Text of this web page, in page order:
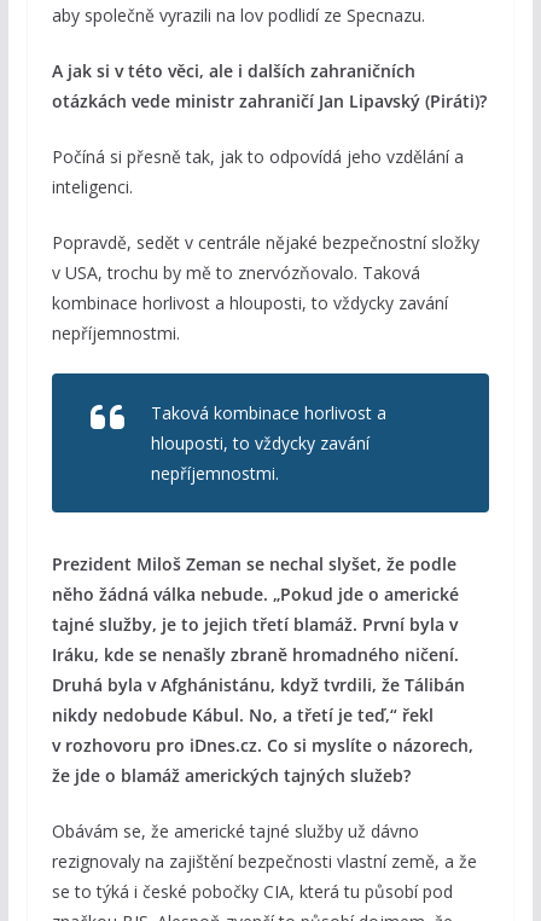
aby společně vyrazili na lov podlidí ze Specnazu.
A jak si v této věci, ale i dalších zahraničních
otázkách vede ministr zahraničí Jan Lipavský (Piráti)?
Počíná si přesně tak, jak to odpovídá jeho vzdělání a
inteligenci.
Popravdě, sedět v centrále nějaké bezpečnostní složky
v USA, trochu by mě to znervózňovalo. Taková
kombinace horlivost a hlouposti, to vždycky zavání
nepříjemnostmi.
Taková kombinace horlivost a
hlouposti, to vždycky zavání
nepříjemnostmi.
Prezident Miloš Zeman se nechal slyšet, že podle
něho žádná válka nebude. „Pokud jde o americké
tajné služby, je to jejich třetí blamáž. První byla v
Iráku, kde se nenašly zbraně hromadného ničení.
Druhá byla v Afghánistánu, když tvrdili, že Tálibán
nikdy nedobude Kábul. No, a třetí je teď,“ řekl
v rozhovoru pro iDnes.cz. Co si myslíte o názorech,
že jde o blamáž amerických tajných služeb?
Obávám se, že americké tajné služby už dávno
rezignovaly na zajištění bezpečnosti vlastní země, a že
se to týká i české pobočky CIA, která tu působí pod